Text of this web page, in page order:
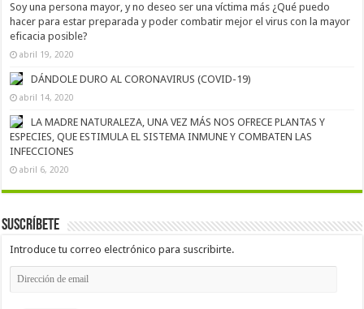
Soy una persona mayor, y no deseo ser una víctima más ¿Qué puedo
hacer para estar preparada y poder combatir mejor el virus con la mayor
eficacia posible?
abril 19, 2020
DÁNDOLE DURO AL CORONAVIRUS (COVID-19)
abril 14, 2020
LA MADRE NATURALEZA, UNA VEZ MÁS NOS OFRECE PLANTAS Y
ESPECIES, QUE ESTIMULA EL SISTEMA INMUNE Y COMBATEN LAS
INFECCIONES
abril 6, 2020
Suscríbete
Introduce tu correo electrónico para suscribirte.
Dirección
de